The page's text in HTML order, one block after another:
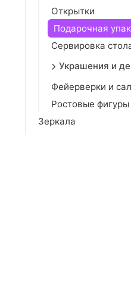
Открытки
Подарочная
Сервировка
Украшения и
Фейерверки и
Ростовые фигуры
Зеркала